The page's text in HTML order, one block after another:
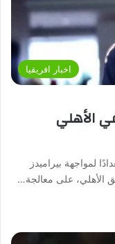
اخبار افريقيا
الأهلي
لمواجهة بيراميدز
الأهلي، على معالجة…